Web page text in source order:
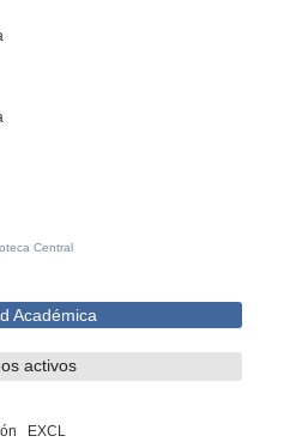
Central
Académica
activos
EXCL